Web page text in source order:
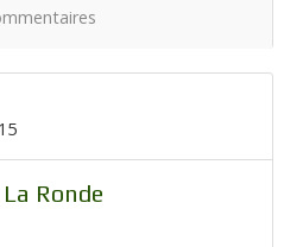
Ronde